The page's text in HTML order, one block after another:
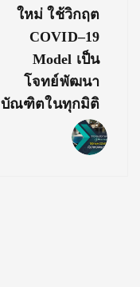
ใหม่ ใช้วิกฤต
COVID–19
Model เป็น
โจทย์พัฒนา
บัณฑิตในทุกมิติ